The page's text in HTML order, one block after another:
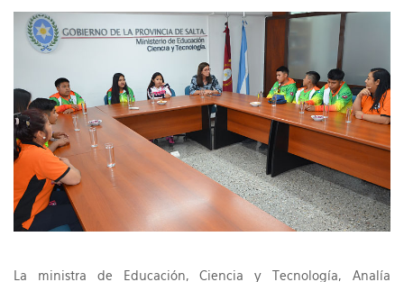
La ministra de Educación, Ciencia y Tecnología, Analía